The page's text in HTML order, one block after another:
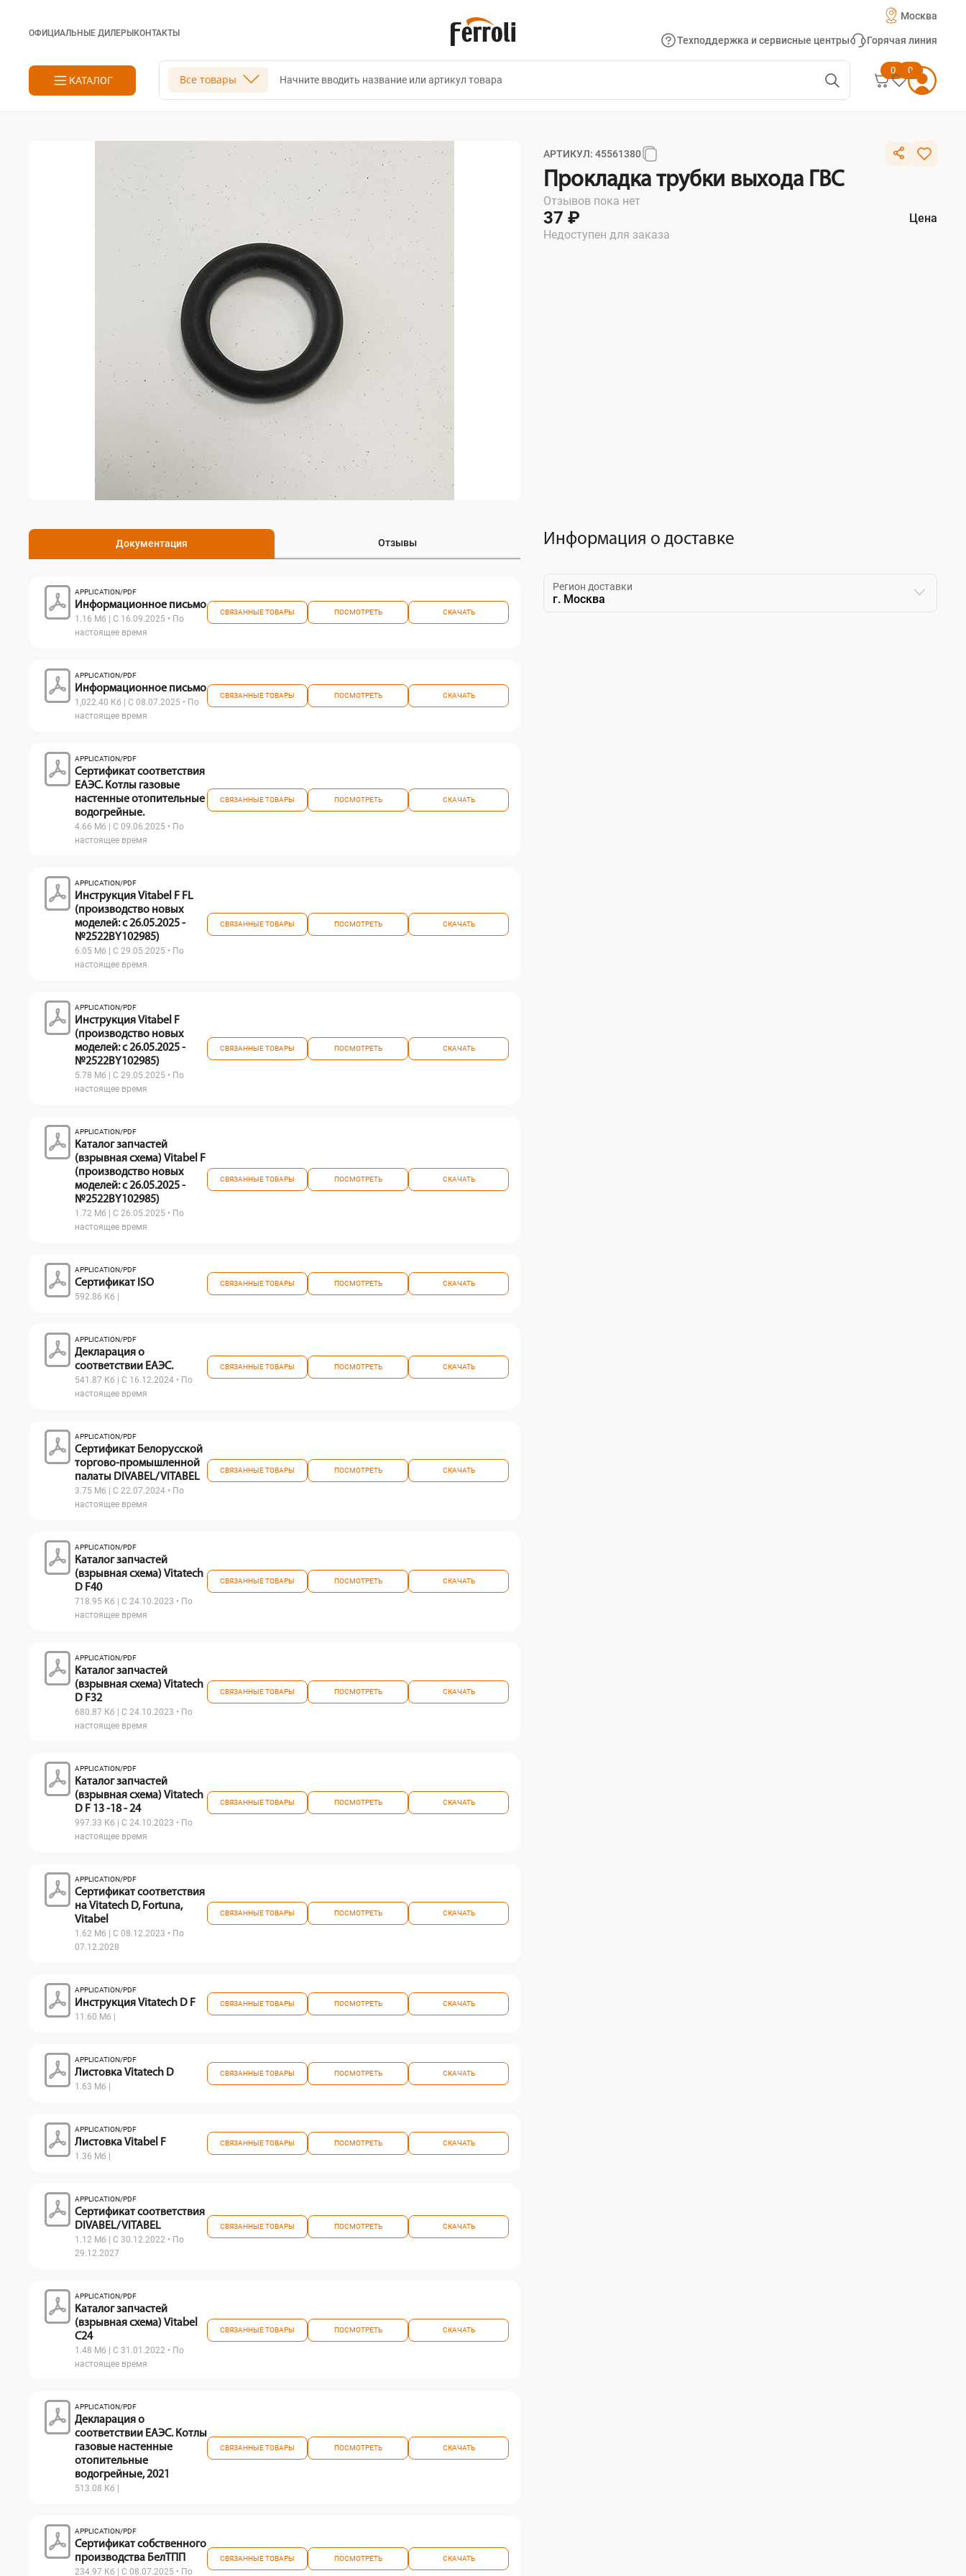
ОФИЦИАЛЬНЫЕ ДИЛЕРЫКОНТАКТЫ
Москва
Техподдержка и сервисные центры Горячая линия
КАТАЛОГ Все товары
Поиск 0 0
АРТИКУЛ: 45561380
Прокладка трубки выхода ГВС
Отзывов пока нет
37 ₽
Цена
Недоступен для заказа
Информация о доставке
Регион доставки
г. Москва
Документация Отзывы
APPLICATION/PDF
Информационное письмо
1.16 Мб | С 16.09.2025 • По
настоящее время
СВЯЗАННЫЕ ТОВАРЫ ПОСМОТРЕТЬ СКАЧАТЬ
APPLICATION/PDF
Информационное письмо
1,022.40 Кб | С 08.07.2025 • По
настоящее время
СВЯЗАННЫЕ ТОВАРЫ ПОСМОТРЕТЬ СКАЧАТЬ
APPLICATION/PDF
Сертификат соответствия
ЕАЭС. Котлы газовые
настенные отопительные
водогрейные.
4.66 Мб | С 09.06.2025 • По
настоящее время
СВЯЗАННЫЕ ТОВАРЫ ПОСМОТРЕТЬ СКАЧАТЬ
APPLICATION/PDF
Инструкция Vitabel F FL
(производство новых
моделей: с 26.05.2025 -
№2522BY102985)
6.05 Мб | С 29.05.2025 • По
настоящее время
СВЯЗАННЫЕ ТОВАРЫ ПОСМОТРЕТЬ СКАЧАТЬ
APPLICATION/PDF
Инструкция Vitabel F
(производство новых
моделей: с 26.05.2025 -
№2522BY102985)
5.78 Мб | С 29.05.2025 • По
настоящее время
СВЯЗАННЫЕ ТОВАРЫ ПОСМОТРЕТЬ СКАЧАТЬ
APPLICATION/PDF
Каталог запчастей
(взрывная схема) Vitabel F
(производство новых
моделей: с 26.05.2025 -
№2522BY102985)
1.72 Мб | С 26.05.2025 • По
настоящее время
СВЯЗАННЫЕ ТОВАРЫ ПОСМОТРЕТЬ СКАЧАТЬ
APPLICATION/PDF
Сертификат ISO
592.86 Кб |
СВЯЗАННЫЕ ТОВАРЫ ПОСМОТРЕТЬ СКАЧАТЬ
APPLICATION/PDF
Декларация о
соответствии ЕАЭС.
541.87 Кб | С 16.12.2024 • По
настоящее время
СВЯЗАННЫЕ ТОВАРЫ ПОСМОТРЕТЬ СКАЧАТЬ
APPLICATION/PDF
Сертификат Белорусской
торгово-промышленной
палаты DIVABEL/ VITABEL
3.75 Мб | С 22.07.2024 • По
настоящее время
СВЯЗАННЫЕ ТОВАРЫ ПОСМОТРЕТЬ СКАЧАТЬ
APPLICATION/PDF
Каталог запчастей
(взрывная схема) Vitatech
D F40
718.95 Кб | С 24.10.2023 • По
настоящее время
СВЯЗАННЫЕ ТОВАРЫ ПОСМОТРЕТЬ СКАЧАТЬ
APPLICATION/PDF
Каталог запчастей
(взрывная схема) Vitatech
D F32
680.87 Кб | С 24.10.2023 • По
настоящее время
СВЯЗАННЫЕ ТОВАРЫ ПОСМОТРЕТЬ СКАЧАТЬ
APPLICATION/PDF
Каталог запчастей
(взрывная схема) Vitatech
D F 13 -18 - 24
997.33 Кб | С 24.10.2023 • По
настоящее время
СВЯЗАННЫЕ ТОВАРЫ ПОСМОТРЕТЬ СКАЧАТЬ
APPLICATION/PDF
Сертификат соответствия
на Vitatech D, Fortuna,
Vitabel
1.62 Мб | С 08.12.2023 • По
07.12.2028
СВЯЗАННЫЕ ТОВАРЫ ПОСМОТРЕТЬ СКАЧАТЬ
APPLICATION/PDF
Инструкция Vitatech D F
11.60 Мб |
СВЯЗАННЫЕ ТОВАРЫ ПОСМОТРЕТЬ СКАЧАТЬ
APPLICATION/PDF
Листовка Vitatech D
1.63 Мб |
СВЯЗАННЫЕ ТОВАРЫ ПОСМОТРЕТЬ СКАЧАТЬ
APPLICATION/PDF
Листовка Vitabel F
1.36 Мб |
СВЯЗАННЫЕ ТОВАРЫ ПОСМОТРЕТЬ СКАЧАТЬ
APPLICATION/PDF
Сертификат соответствия
DIVABEL/ VITABEL
1.12 Мб | С 30.12.2022 • По
29.12.2027
СВЯЗАННЫЕ ТОВАРЫ ПОСМОТРЕТЬ СКАЧАТЬ
APPLICATION/PDF
Каталог запчастей
(взрывная схема) Vitabel
С24
1.48 Мб | С 31.01.2022 • По
настоящее время
СВЯЗАННЫЕ ТОВАРЫ ПОСМОТРЕТЬ СКАЧАТЬ
APPLICATION/PDF
Декларация о
соответствии ЕАЭС. Котлы
газовые настенные
отопительные
водогрейные, 2021
513.08 Кб |
СВЯЗАННЫЕ ТОВАРЫ ПОСМОТРЕТЬ СКАЧАТЬ
APPLICATION/PDF
Сертификат собственного
производства БелТПП
234.97 Кб | С 08.07.2025 • По
СВЯЗАННЫЕ ТОВАРЫ ПОСМОТРЕТЬ СКАЧАТЬ